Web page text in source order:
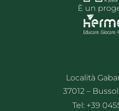
È un
Località
37012 –
Tel: +39